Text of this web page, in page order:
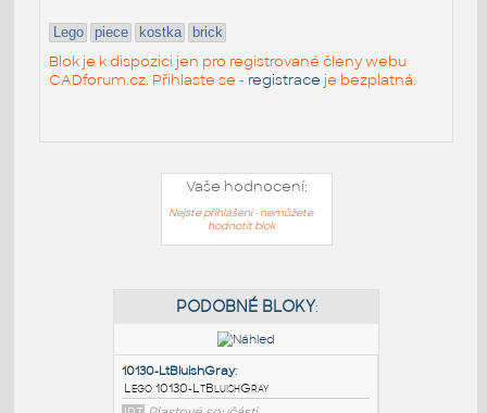
Lego piece kostka brick
Blok je k dispozici jen pro registrované členy webu
CADforum.cz. Přihlaste se - registrace je bezplatná.
Vaše hodnocení:
Nejste přihlášeni - nemůžete
hodnotit blok